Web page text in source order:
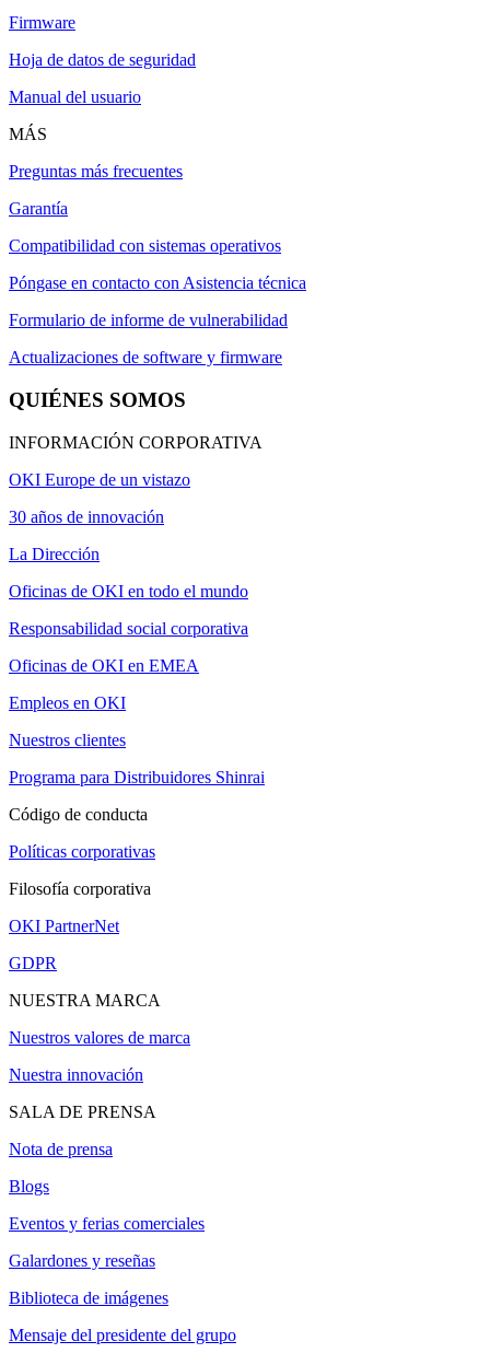
Firmware
Hoja de datos de seguridad
Manual del usuario
MÁS
Preguntas más frecuentes
Garantía
Compatibilidad con sistemas operativos
Póngase en contacto con Asistencia técnica
Formulario de informe de vulnerabilidad
Actualizaciones de software y firmware
QUIÉNES SOMOS
INFORMACIÓN CORPORATIVA
OKI Europe de un vistazo
30 años de innovación
La Dirección
Oficinas de OKI en todo el mundo
Responsabilidad social corporativa
Oficinas de OKI en EMEA
Empleos en OKI
Nuestros clientes
Programa para Distribuidores Shinrai
Código de conducta
Políticas corporativas
Filosofía corporativa
OKI PartnerNet
GDPR
NUESTRA MARCA
Nuestros valores de marca
Nuestra innovación
SALA DE PRENSA
Nota de prensa
Blogs
Eventos y ferias comerciales
Galardones y reseñas
Biblioteca de imágenes
Mensaje del presidente del grupo